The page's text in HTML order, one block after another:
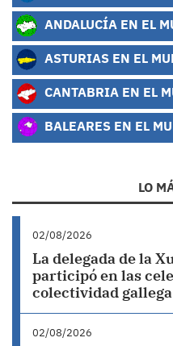
ANDALUCÍA EN EL
ASTURIAS EN EL
CANTABRIA EN EL
BALEARES EN EL
LO
02/08/2026
La delegada de la
participó en las
colectividad
02/08/2026